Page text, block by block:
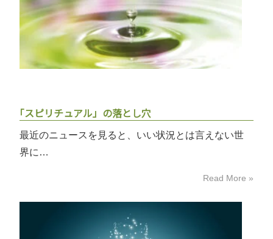
｢スピリチュアル」の落とし穴
最近のニュースを見ると、いい状況とは言えない世
界に…
Read More »